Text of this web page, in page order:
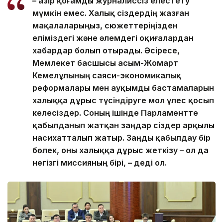
мүмкін емес. Халық сіздердің жазған
мақалаларыңыз, сюжеттеріңізден
еліміздегі және әлемдегі оқиғалардан
хабардар болып отырады. Әсіресе,
Мемлекет басшысы Қасым-Жомарт
Кемелұлының саяси-экономикалық
реформалары мен ауқымды бастамаларын
халыққа дұрыс түсіндіруге мол үлес қосып
келесіздер. Соның ішінде Парламентте
қабылданып жатқан заңдар сіздер арқылы
насихатталып жатыр. Заңды қабылдау бір
бөлек, оны халыққа дұрыс жеткізу – ол да
негізгі миссияның бірі, – деді ол.